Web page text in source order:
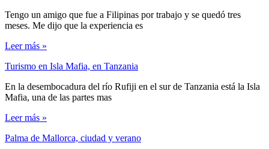
Tengo un amigo que fue a Filipinas por trabajo y se quedó tres
meses. Me dijo que la experiencia es
Leer más »
Turismo en Isla Mafia, en Tanzania
En la desembocadura del río Rufiji en el sur de Tanzania está la Isla
Mafia, una de las partes mas
Leer más »
Palma de Mallorca, ciudad y verano